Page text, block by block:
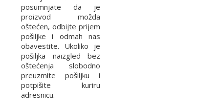
posumnjate da je
proizvod možda
oštećen, odbijte prijem
pošiljke i odmah nas
obavestite. Ukoliko je
pošiljka naizgled bez
oštećenja slobodno
preuzmite pošiljku i
potpišite kuriru
adresnicu.